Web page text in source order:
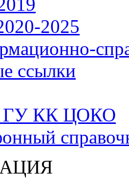
2025
ссылки
ГУ КК ЦОКО